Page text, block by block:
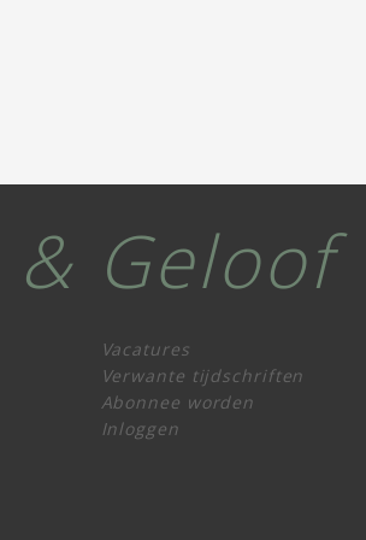
& Geloof
Vacatures
Verwante tijdschriften
Abonnee worden
Inloggen